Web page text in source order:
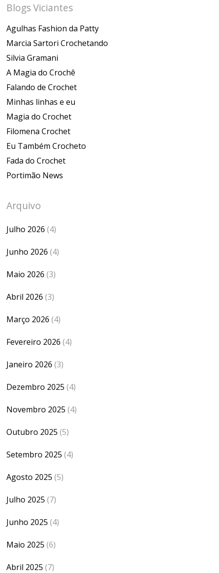
Blogs Viciantes
Agulhas Fashion da Patty
Marcia Sartori Crochetando
Silvia Gramani
A Magia do Crochê
Falando de Crochet
Minhas linhas e eu
Magia do Crochet
Filomena Crochet
Eu Também Crocheto
Fada do Crochet
Portimão News
Arquivo
Julho 2026 (4)
Junho 2026 (4)
Maio 2026 (3)
Abril 2026 (3)
Março 2026 (4)
Fevereiro 2026 (4)
Janeiro 2026 (3)
Dezembro 2025 (4)
Novembro 2025 (4)
Outubro 2025 (5)
Setembro 2025 (4)
Agosto 2025 (5)
Julho 2025 (7)
Junho 2025 (4)
Maio 2025 (6)
Abril 2025 (7)